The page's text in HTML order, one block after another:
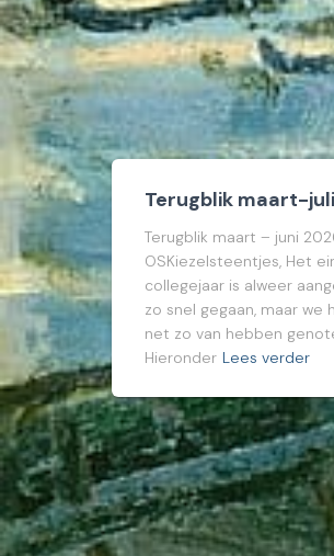
Terugblik maart-
Terugblik maart – juni
OSKiezelsteentjes, Het
collegejaar is alweer
zo snel gegaan, maar we
net zo van hebben
Hieronder Lees verder